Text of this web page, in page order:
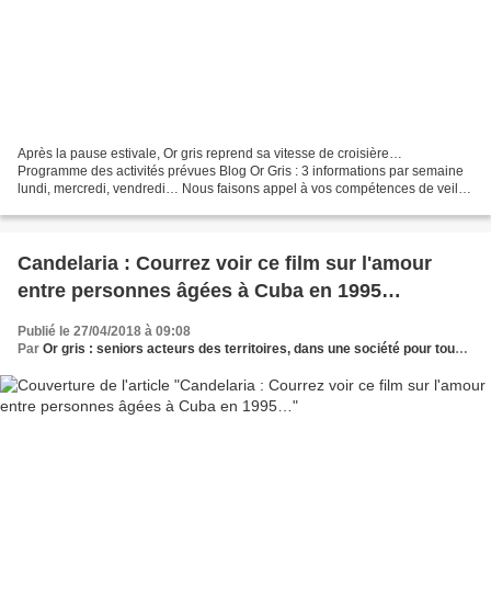
Après la pause estivale, Or gris reprend sa vitesse de croisière…
Programme des activités prévues Blog Or Gris : 3 informations par semaine
lundi, mercredi, vendredi… Nous faisons appel à vos compétences de veille
Candelaria : Courrez voir ce film sur l'amour
entre personnes âgées à Cuba en 1995…
Publié le 27/04/2018 à 09:08
Par Or gris : seniors acteurs des territoires, dans une société pour tous les âges